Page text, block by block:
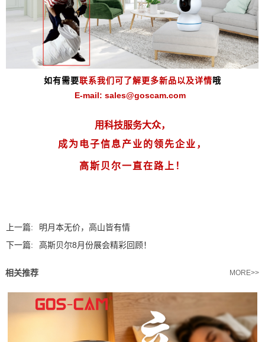
如有需要联系我们可了解更多新品以及详情哦
E-mail: sales@goscam.com
用科技服务大众，
成为电子信息产业的领先企业 ，
高斯贝尔一直在路上！
上一篇:
明月本无价，高山皆有情
下一篇:
高斯贝尔8月份展会精彩回顾！
相关推荐 MORE>>